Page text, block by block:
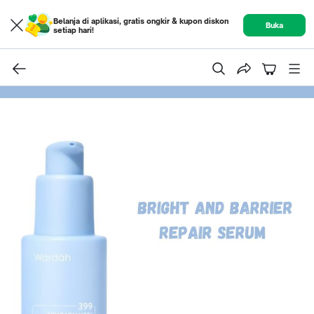
Belanja di aplikasi, gratis ongkir & kupon diskon
setiap hari!
Buka